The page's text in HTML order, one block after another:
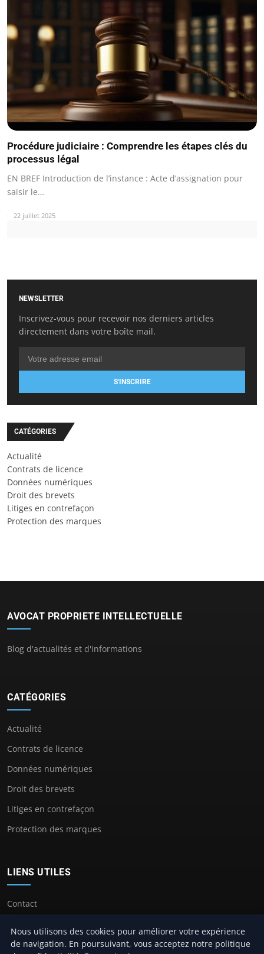
Procédure judiciaire : Comprendre les étapes clés du
processus légal
EN BREF Introduction de l’instance : Acte d’assignation pour
saisir le…
22 juillet 2025
NEWSLETTER
Inscrivez-vous pour recevoir nos derniers articles
directement dans votre boîte mail.
S'INSCRIRE
CATÉGORIES
Actualité
Contrats de licence
Données numériques
Droit des brevets
Litiges en contrefaçon
Protection des marques
AVOCAT PROPRIETE INTELLECTUELLE
Blog d'actualités et d'informations
CATÉGORIES
Actualité
Contrats de licence
Données numériques
Droit des brevets
Litiges en contrefaçon
Protection des marques
LIENS UTILES
Contact
Nous utilisons des cookies pour améliorer votre expérience
de navigation. En poursuivant, vous acceptez notre politique